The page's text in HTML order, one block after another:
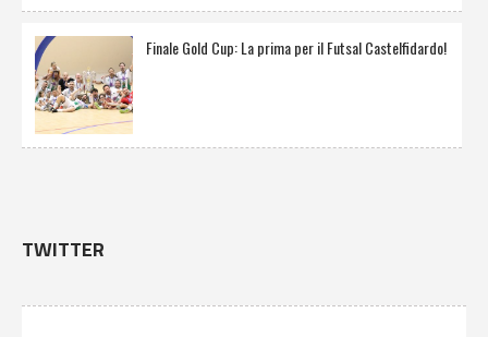
Finale Gold Cup: La prima per il Futsal Castelfidardo!
TWITTER